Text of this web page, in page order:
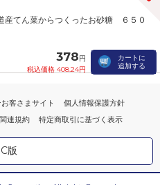
産てん菜からつくったお砂糖 ６５０
378円
税込価格 408.24円
カートに
追加する
客さまサイト
個人情報保護方針
連規約 特定商取引に基づく表示
版